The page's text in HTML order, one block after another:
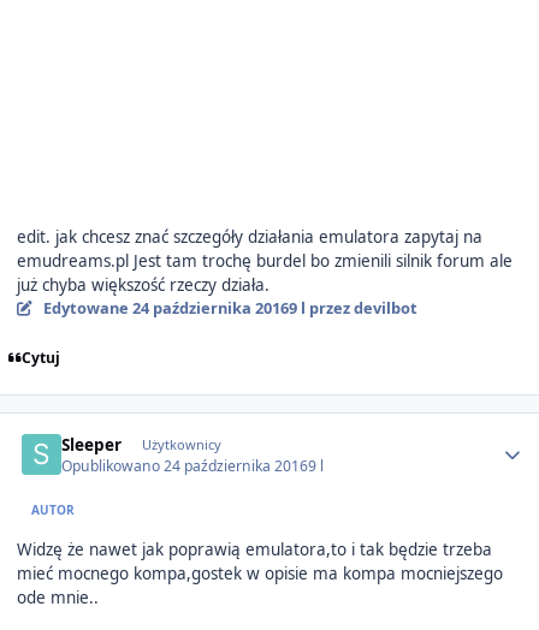
edit. jak chcesz znać szczegóły działania emulatora zapytaj na
emudreams.pl Jest tam trochę burdel bo zmienili silnik forum ale
już chyba większość rzeczy działa.
Edytowane 24 października 20169 l przez devilbot
Cytuj
Sleeper Użytkownicy
Opublikowano24 października 20169 l
AUTOR
Widzę że nawet jak poprawią emulatora,to i tak będzie trzeba
mieć mocnego kompa,gostek w opisie ma kompa mocniejszego
ode mnie..